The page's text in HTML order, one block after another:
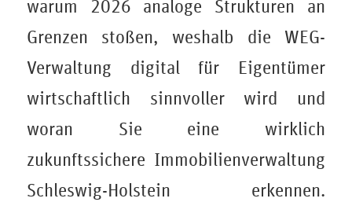
warum 2026 analoge Strukturen an
Grenzen stoßen, weshalb die WEG-
Verwaltung digital für Eigentümer
wirtschaftlich sinnvoller wird und
woran Sie eine wirklich
zukunftssichere Immobilienverwaltung
Schleswig-Holstein erkennen.